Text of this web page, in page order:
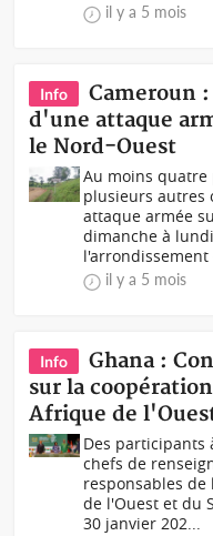
il y a 5 mois
Info
Cameroun
d'une attaque
le Nord-Ouest
Au moins
plusieurs autres
attaque armée
dimanche à
l'arrondissement
il y a 5 mois
Info
Ghana :
sur la
Afrique de
Des participants
chefs de
responsables
de l'Ouest et du
30 janvier 202...